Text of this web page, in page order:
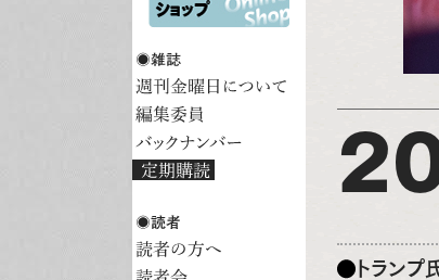
トラン